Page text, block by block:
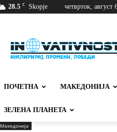
28.5 C Skopje четврток, август
ПОЧЕТНА МАКЕДОНИЈА
ЗЕЛЕНА ПЛАНЕТА
Македонија